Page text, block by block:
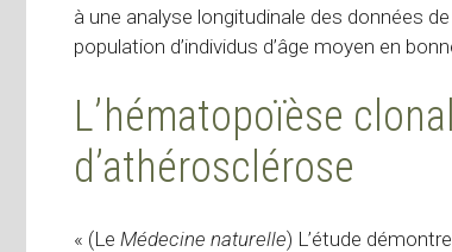
à une analyse longitudinale des données
population d’individus d’âge moyen en
L’hématopoïèse
d’athérosclérose
« (Le Médecine naturelle) L’étude